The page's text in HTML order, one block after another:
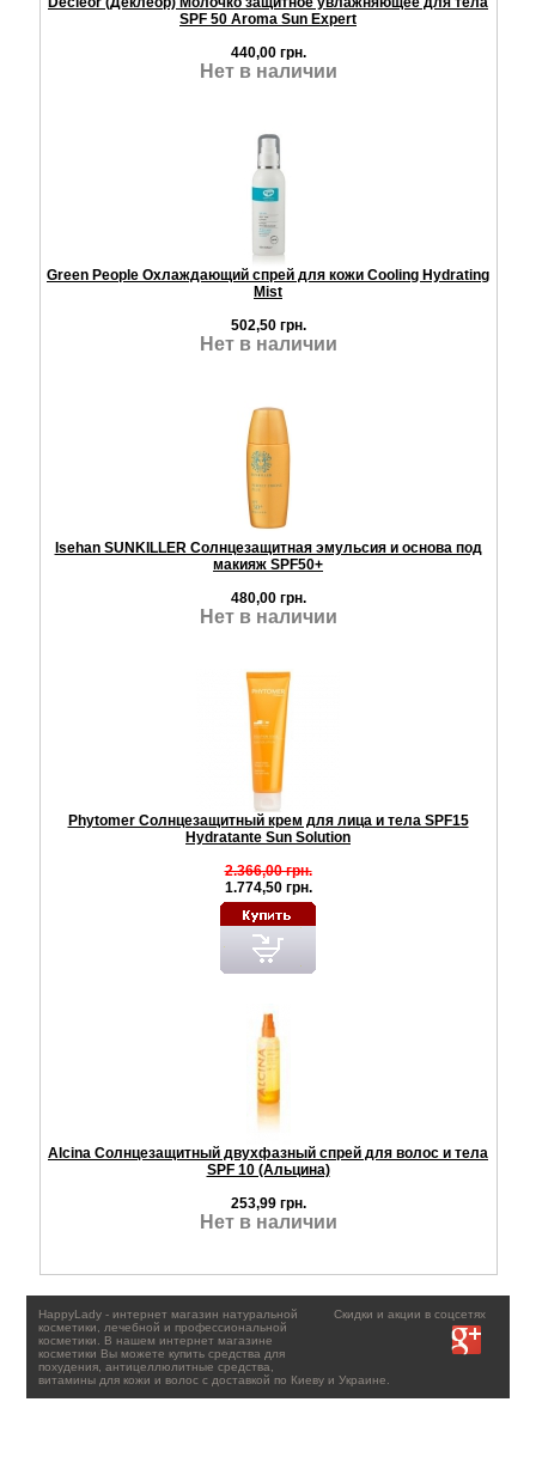
SPF 50 Aroma Sun Expert
440,00 грн.
Нет в наличии
Green People Охлаждающий спрей для кожи Cooling Hydrating
Mist
502,50 грн.
Нет в наличии
Isehan SUNKILLER Солнцезащитная эмульсия и основа под
макияж SPF50+
480,00 грн.
Нет в наличии
Phytomer Солнцезащитный крем для лица и тела SPF15
Hydratante Sun Solution
2.366,00 грн.
1.774,50 грн.
Alcina Солнцезащитный двухфазный спрей для волос и тела
SPF 10 (Альцина)
253,99 грн.
Нет в наличии
Скидки и акции в соцсетях
HappyLady - интернет магазин натуральной
косметики, лечебной и профессиональной
косметики. В нашем интернет магазине
косметики Вы можете купить средства для
похудения, антицеллюлитные средства,
витамины для кожи и волос с доставкой по Киеву и Украине.